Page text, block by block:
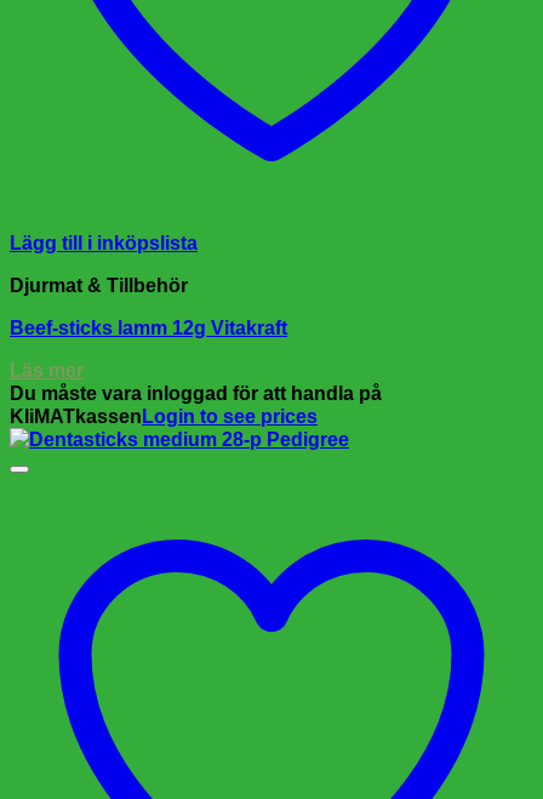
Lägg till i inköpslista
Djurmat & Tillbehör
Beef-sticks lamm 12g Vitakraft
Läs mer
Du måste vara inloggad för att handla på
KliMATkassen Login to see prices